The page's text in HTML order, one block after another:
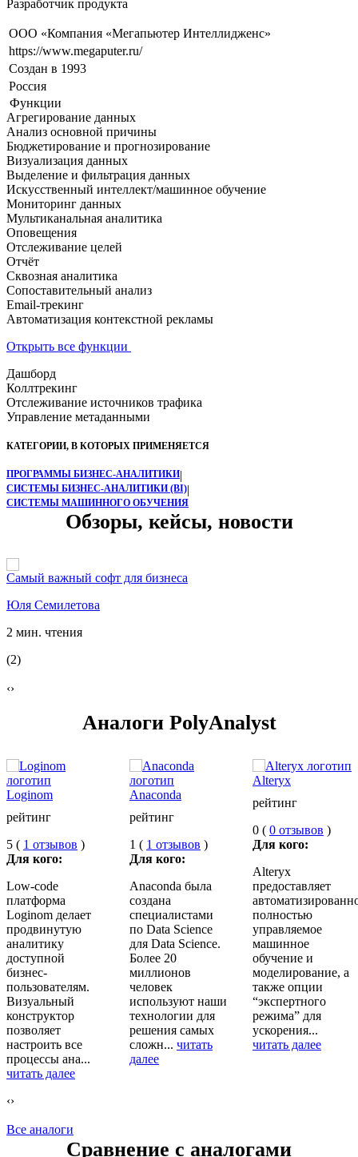
Разработчик продукта
ООО «Компания «Мегапьютер Интеллидженс»
https://www.megaputer.ru/
Создан в 1993
Россия
Функции
Агрегирование данных
Анализ основной причины
Бюджетирование и прогнозирование
Визуализация данных
Выделение и фильтрация данных
Искусственный интеллект/машинное обучение
Мониторинг данных
Мультиканальная аналитика
Оповещения
Отслеживание целей
Отчёт
Сквозная аналитика
Сопоставительный анализ
Email-трекинг
Автоматизация контекстной рекламы
Открыть все функции
Дашборд
Коллтрекинг
Отслеживание источников трафика
Управление метаданными
КАТЕГОРИИ, В КОТОРЫХ ПРИМЕНЯЕТСЯ
ПРОГРАММЫ БИЗНЕС-АНАЛИТИКИ|
СИСТЕМЫ БИЗНЕС-АНАЛИТИКИ (BI)|
СИСТЕМЫ МАШИННОГО ОБУЧЕНИЯ
Обзоры, кейсы, новости
Самый важный софт для бизнеса
Юля Семилетова
2 мин. чтения
(2)
‹›
Аналоги PolyAnalyst
Loginom
рейтинг
5 ( 1 отзывов )
Для кого:
Low-code
платформа
Loginom делает
продвинутую
аналитику
доступной
бизнес-
пользователям.
Визуальный
конструктор
позволяет
настроить все
процессы ана...
читать далее
Anaconda
рейтинг
1 ( 1 отзывов )
Для кого:
Anaconda была
создана
специалистами
по Data Science
для Data Science.
Более 20
миллионов
человек
используют наши
технологии для
решения самых
сложн... читать
далее
Alteryx
рейтинг
0 ( 0 отзывов )
Для кого:
Alteryx
предоставляет
полностью
управляемое
машинное
обучение и
моделирование, а
также опции
“экспертного
режима” для
ускорения...
читать далее
‹›
Все аналоги
Сравнение с аналогами